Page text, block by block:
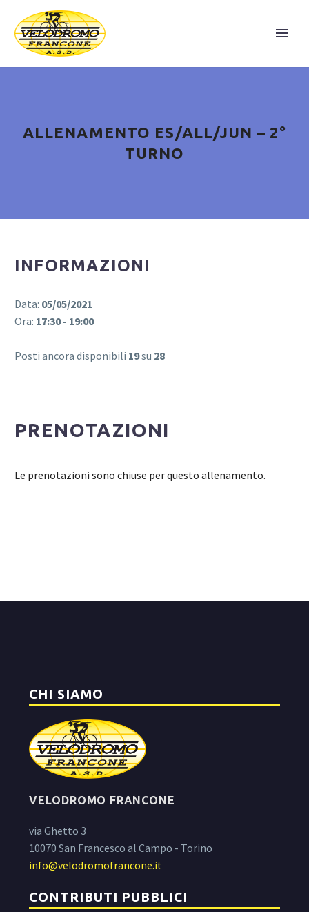
ALLENAMENTO ES/ALL/JUN – 2°
TURNO
INFORMAZIONI
Data: 05/05/2021
Ora: 17:30 - 19:00
Posti ancora disponibili 19su 28
PRENOTAZIONI
Le prenotazioni sono chiuse per questo allenamento.
CHI SIAMO
VELODROMO FRANCONE
via Ghetto 3
10070 San Francesco al Campo - Torino
info@velodromofrancone.it
CONTRIBUTI PUBBLICI